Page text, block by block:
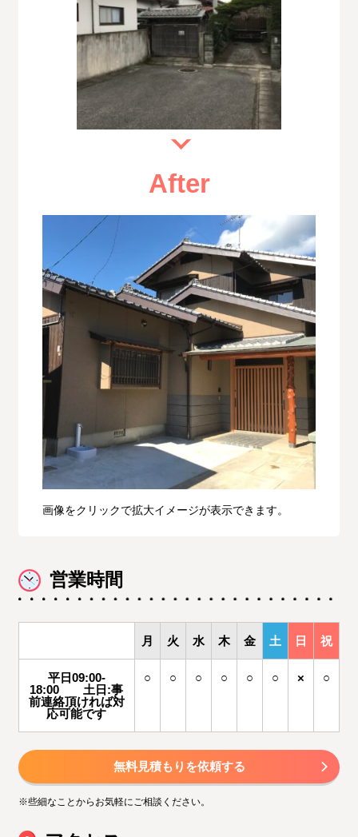
After
画像をクリックで拡大イメージが表示できます。
営業時間
月 火 水 木 金 土 日 祝
平日09:00-
18:00 土日:事
前連絡頂ければ対
応可能です
○ ○ ○ ○ ○ ○ × ○
無料見積もりを依頼する
※些細なことからお気軽にご相談ください。